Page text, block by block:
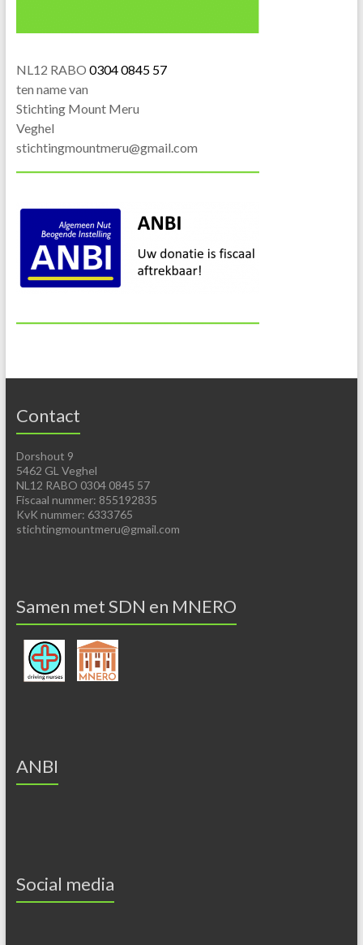
NL12 RABO 0304 0845 57
ten name van
Stichting Mount Meru
Veghel
stichtingmountmeru@gmail.com
Contact
Dorshout 9
5462 GL Veghel
NL12 RABO 0304 0845 57
Fiscaal nummer: 855192835
KvK nummer: 6333765
stichtingmountmeru@gmail.com
Samen met SDN en MNERO
ANBI
Social media